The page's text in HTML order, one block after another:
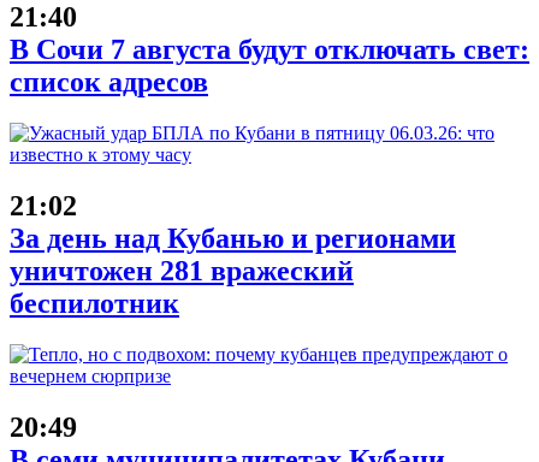
21:40
В Сочи 7 августа будут отключать свет:
список адресов
21:02
За день над Кубанью и регионами
уничтожен 281 вражеский
беспилотник
20:49